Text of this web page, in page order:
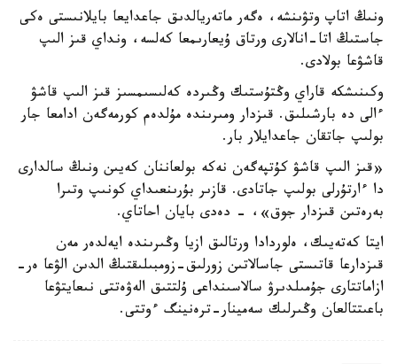
ونىڭ اتاپ وتۋىنشە، ەگەر ماتەريالدىق جاعدايعا بايلانىستى ەكى
جاستىڭ اتا-انالارى ورتاق ۇيعارىمعا كەلسە، ونداي قىز الىپ
قاشۋعا بولادى.
وكىنىشكە قاراي وڭتۇستىك وڭىردە كەلىسىمسىز قىز الىپ قاشۋ
ءالى دە بارشىلىق. قىزدار ومىرىندە مۇلدەم كورمەگەن ادامعا جار
بولىپ جاتقان جاعدايلار بار.
«قىز الىپ قاشۋ كۇتپەگەن نەكە بولعاننان كەيىن ونىڭ سالدارى
دا ءارتۇرلى بولىپ جاتادى. قازىر بۇرىنعىداي كونىپ وتىرا
بەرەتىن قىزدار جوق»، - دەدى بايان احاتاي.
ايتا كەتەيىك، ەلوردادا ورتالىق ازيا وڭىرىندە ايەلدەر مەن
قىزدارعا قاتىستى جاسالاتىن زورلىق-زومبىلىقتىڭ الدىن الۋعا ەر-
ازاماتتارى جۇمىلدىرۋ سالاسىنداعى ۇلتتىق الەۋەتتى نىعايتۋعا
باعىتتالعان وڭىرلىك سەمينار-ترەنينگ ءوتتى.